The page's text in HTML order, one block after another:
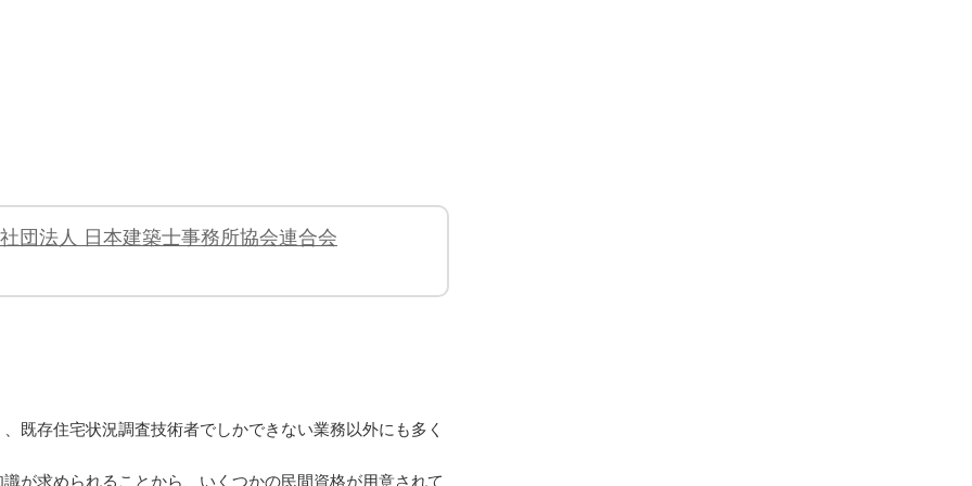
団法人 日本建築士事務所協会連合会
既存住宅状況調査技術者でしかできない業務以外にも多く
が求められることから、いくつかの民間資格が用意されて